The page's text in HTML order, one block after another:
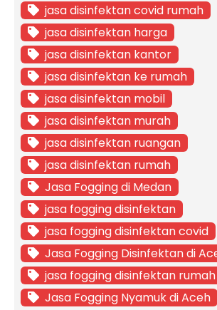
jasa disinfektan covid rumah
jasa disinfektan harga
jasa disinfektan kantor
jasa disinfektan ke rumah
jasa disinfektan mobil
jasa disinfektan murah
jasa disinfektan ruangan
jasa disinfektan rumah
Jasa Fogging di Medan
jasa fogging disinfektan
jasa fogging disinfektan covid
Jasa Fogging Disinfektan di
jasa fogging disinfektan rumah
Jasa Fogging Nyamuk di Aceh